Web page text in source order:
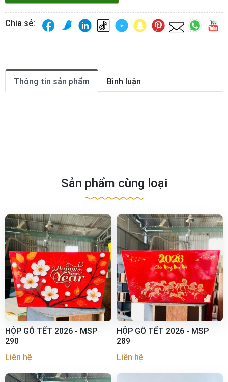
Chia sẻ:
Thông tin sản phẩm Bình luận
Sản phẩm cùng loại
HỘP GỖ TẾT 2026 - MSP
290
Liên hệ
HỘP GỖ TẾT 2026 - MSP
289
Liên hệ